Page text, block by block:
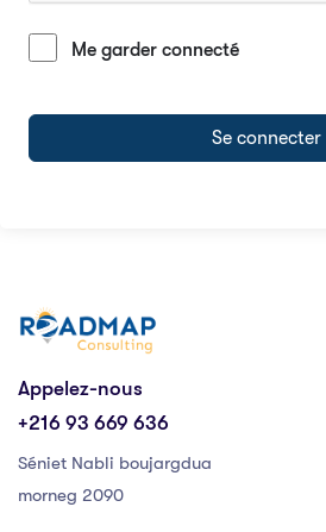
Me garder connecté
Se connecter
Appelez-nous
+216 93 669 636
Séniet Nabli boujargdua
morneg 2090